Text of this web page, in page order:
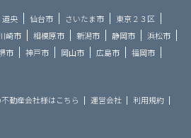
道央 仙台市 さいたま市
東京２３区
崎市 相模原市 新潟市 静岡市
浜松市
市 神戸市 岡山市 広島市
福岡市
動産会社様はこちら 運営会社
利用規約